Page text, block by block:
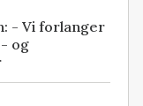
- Vi forlanger
og